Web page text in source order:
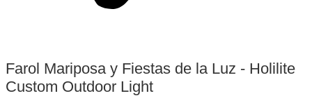
Farol Mariposa y Fiestas de la Luz - Holilite
Custom Outdoor Light